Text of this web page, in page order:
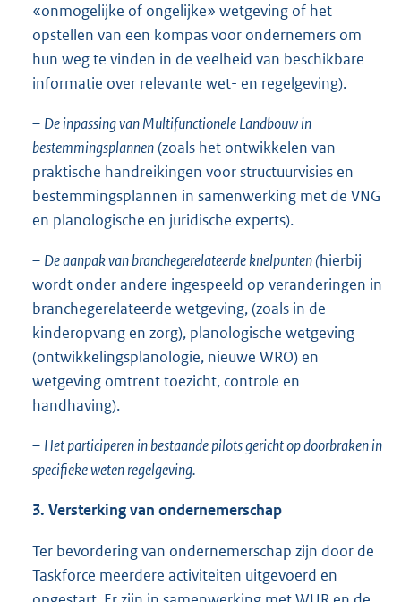
«onmogelijke of ongelijke» wetgeving of het
opstellen van een kompas voor ondernemers om
hun weg te vinden in de veelheid van beschikbare
informatie over relevante wet- en regelgeving).
– De inpassing van Multifunctionele Landbouw in
bestemmingsplannen(zoals het ontwikkelen van
praktische handreikingen voor structuurvisies en
bestemmingsplannen in samenwerking met de VNG
en planologische en juridische experts).
– De aanpak van branchegerelateerde knelpunten (hierbij
wordt onder andere ingespeeld op veranderingen in
branchegerelateerde wetgeving, (zoals in de
kinderopvang en zorg), planologische wetgeving
(ontwikkelingsplanologie, nieuwe WRO) en
wetgeving omtrent toezicht, controle en
handhaving).
– Het participeren in bestaande pilots gericht op doorbraken in
specifieke weten regelgeving.
3. Versterking van ondernemerschap
Ter bevordering van ondernemerschap zijn door de
Taskforce meerdere activiteiten uitgevoerd en